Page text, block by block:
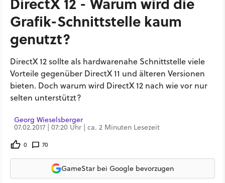
Grafik-Schnittstelle kaum
genutzt?
DirectX 12 sollte als hardwarenahe Schnittstelle viele
Vorteile gegenüber DirectX 11 und älteren Versionen
bieten. Doch warum wird DirectX 12 nach wie vor nur
selten unterstützt?
Georg Wieselsberger
07.02.2017 | 07:20 Uhr | ca. 2 Minuten Lesezeit
0 70
GameStar bei Google bevorzugen